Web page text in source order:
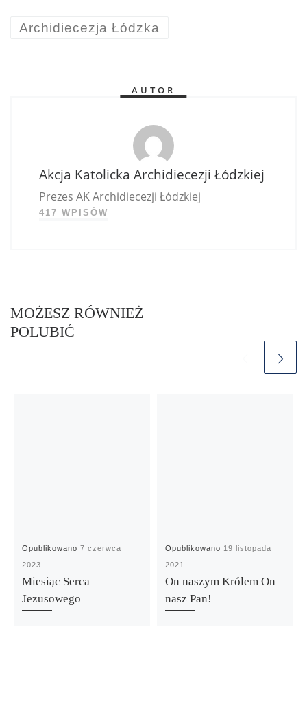
Archidiecezja Łódzka
AUTOR
Akcja Katolicka Archidiecezji Łódzkiej
Prezes AK Archidiecezji Łódzkiej
417 WPISÓW
MOŻESZ RÓWNIEŻ
POLUBIĆ
Opublikowano7 czerwca
2023
Miesiąc Serca
Jezusowego
Opublikowano 19 listopada
2021
On naszym Królem On
nasz Pan!